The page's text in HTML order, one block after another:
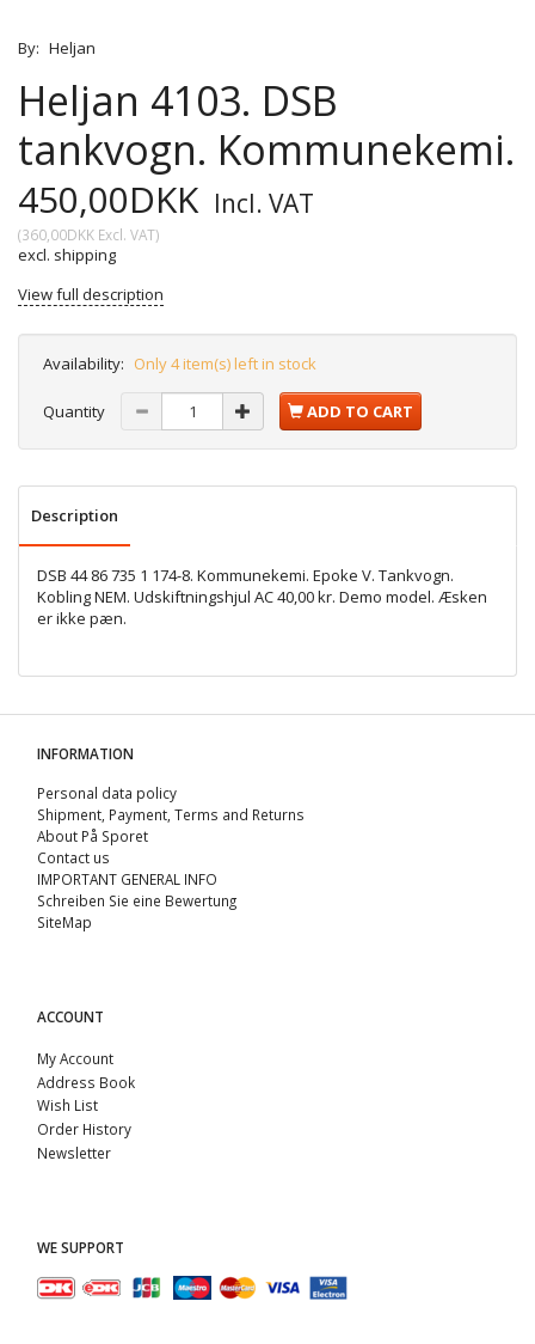
By: Heljan
Heljan 4103. DSB
tankvogn. Kommunekemi.
450,00DKK Incl. VAT
(360,00DKK Excl. VAT)
excl. shipping
View full description
Availability: Only 4 item(s) left in stock
Quantity ADD TO CART
Description
DSB 44 86 735 1 174-8. Kommunekemi. Epoke V. Tankvogn.
Kobling NEM. Udskiftningshjul AC 40,00 kr. Demo model. Æsken
er ikke pæn.
INFORMATION
Personal data policy
Shipment, Payment, Terms and Returns
About På Sporet
Contact us
IMPORTANT GENERAL INFO
Schreiben Sie eine Bewertung
SiteMap
ACCOUNT
My Account
Address Book
Wish List
Order History
Newsletter
WE SUPPORT